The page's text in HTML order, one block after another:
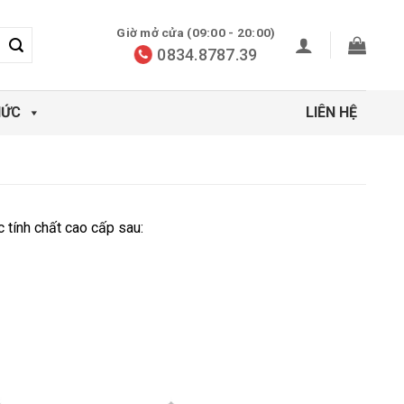
Giờ mở cửa (09:00 - 20:00)
0834.8787.39
LIÊN HỆ
chất cao cấp sau: